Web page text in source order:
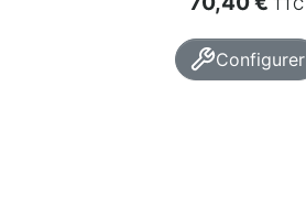
TTC
Configurer